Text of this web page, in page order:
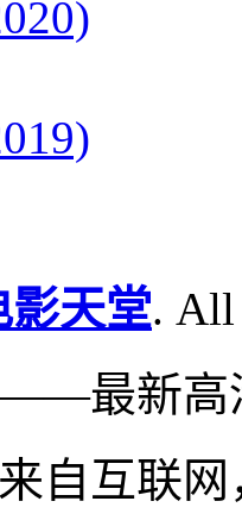
影天堂. All
最新高
自互联